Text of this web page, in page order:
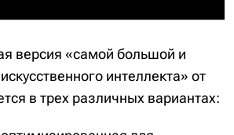
версия «самой большой и
интеллекта» от
в трех различных вариантах: